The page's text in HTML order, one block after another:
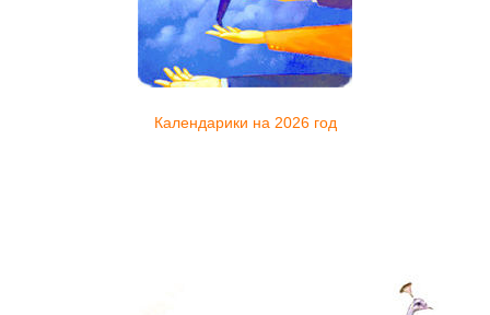
Календарики на 2026 год